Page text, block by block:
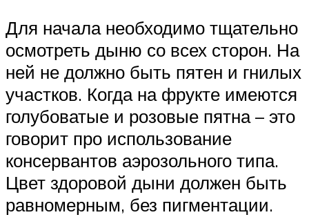
Для начала необходимо тщательно
осмотреть дыню со всех сторон. На
ней не должно быть пятен и гнилых
участков. Когда на фрукте имеются
голубоватые и розовые пятна – это
говорит про использование
консервантов аэрозольного типа.
Цвет здоровой дыни должен быть
равномерным, без пигментации.